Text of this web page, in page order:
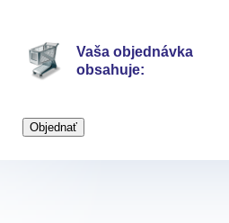
Vaša objednávka
obsahuje: